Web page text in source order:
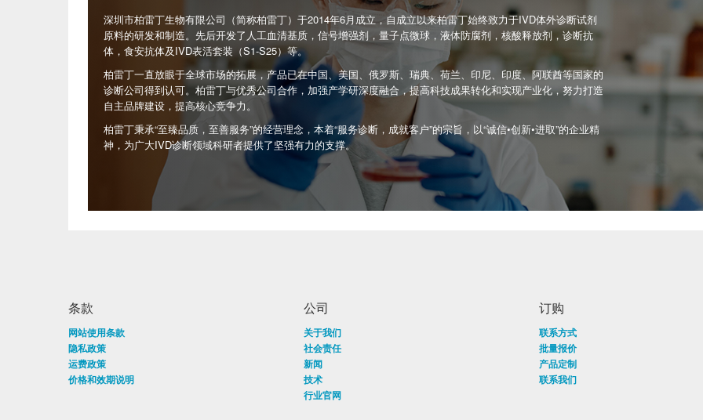
深圳市柏雷丁生物有限公司（简称柏雷丁）于2014年6月成立，自成立以来柏雷丁始终致力于IVD体外诊断试剂
原料的研发和制造。先后开发了人工血清基质，信号增强剂，量子点微球，液体防腐剂，核酸释放剂，诊断抗
体，食安抗体及IVD表活套装（S1-S25）等。
柏雷丁一直放眼于全球市场的拓展，产品已在中国、美国、俄罗斯、瑞典、荷兰、印尼、印度、阿联酋等国家的
诊断公司得到认可。柏雷丁与优秀公司合作，加强产学研深度融合，提高科技成果转化和实现产业化，努力打造
自主品牌建设，提高核心竞争力。
柏雷丁秉承“至臻品质，至善服务”的经营理念，本着“服务诊断，成就客户”的宗旨，以“诚信•创新•进取”的企业精
神，为广大IVD诊断领域科研者提供了坚强有力的支撑。
条款
网站使用条款
隐私政策
运费政策
价格和效期说明
公司
关于我们
社会责任
新闻
技术
行业官网
订购
联系方式
批量报价
产品定制
联系我们